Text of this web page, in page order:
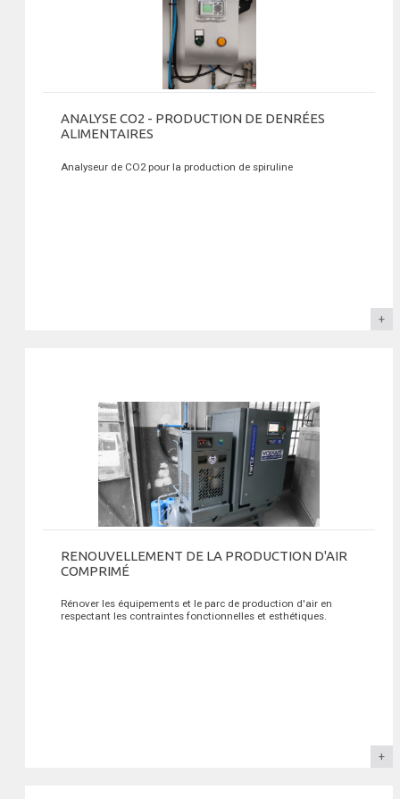
ANALYSE CO2 - PRODUCTION DE DENRÉES
ALIMENTAIRES
Analyseur de CO2 pour la production de spiruline
RENOUVELLEMENT DE LA PRODUCTION D'AIR
COMPRIMÉ
Rénover les équipements et le parc de production d'air en
respectant les contraintes fonctionnelles et esthétiques.